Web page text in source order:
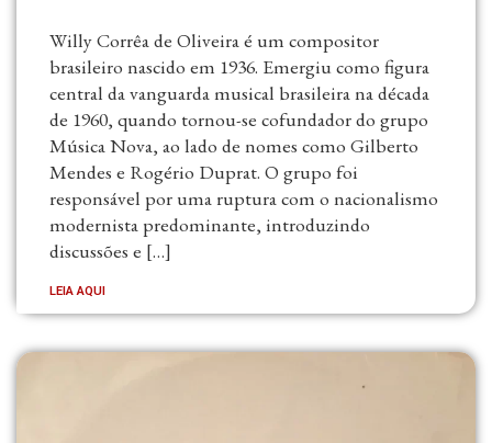
Willy Corrêa de Oliveira é um compositor
brasileiro nascido em 1936. Emergiu como figura
central da vanguarda musical brasileira na década
de 1960, quando tornou-se cofundador do grupo
Música Nova, ao lado de nomes como Gilberto
Mendes e Rogério Duprat. O grupo foi
responsável por uma ruptura com o nacionalismo
modernista predominante, introduzindo
discussões e […]
LEIA AQUI